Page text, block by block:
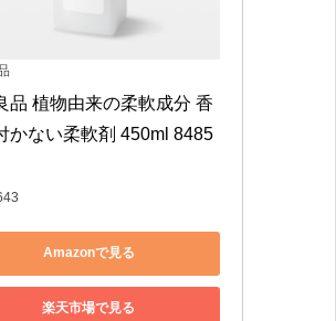
品 植物由来の柔軟成分 香
かない柔軟剤 450ml 8485
Amazonで見る
楽天市場で見る